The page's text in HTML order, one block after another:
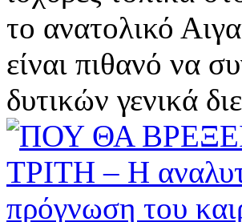
το ανατολικό
είναι πιθανό να
δυτικών γενικά